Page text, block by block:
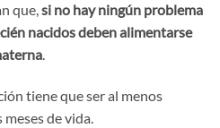
que,si no hay ningún problema
nacidos deben alimentarse
.
tiene que ser al menos
de vida.